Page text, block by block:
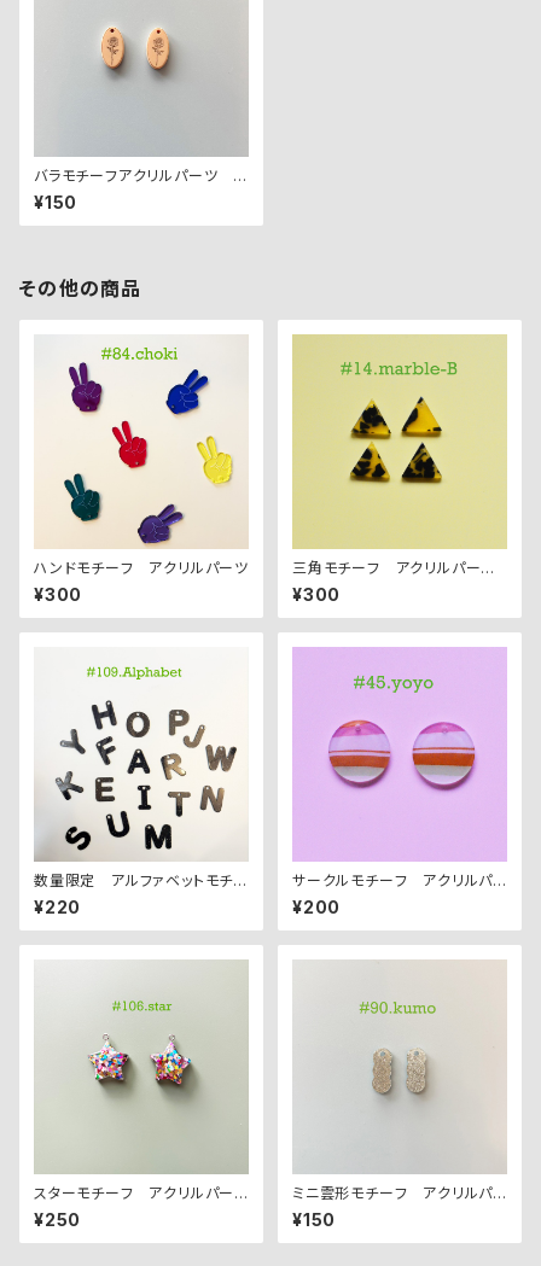
バラモチーフアクリルパーツ ２
PCS
¥150
その他の商品
ハンドモチーフ アクリルパーツ
¥300
三角モチーフ アクリルパーツ
(S) ４PCS
¥300
数量限定 アルファベットモチー
フ アクリルパーツ
¥220
サークルモチーフ アクリルパ
ーツ(LL) 2PCS
¥200
スターモチーフ アクリルパーツ
2PCS
¥250
ミニ雲形モチーフ アクリルパ
ーツ ２PCS
¥150